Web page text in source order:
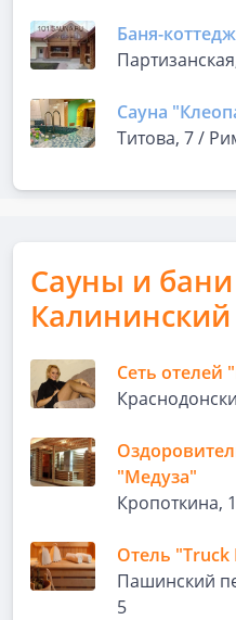
Баня-
Сауна
Титова, 7 /
Сауны и
Калининский
Сеть отелей
"Медуза"
Кропоткина,
Отель "Truck
Пашинский
5